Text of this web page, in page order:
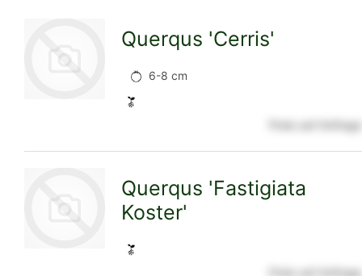
Detailseite
Querqus 'Cerris'
6-8 cm
Preis auf Anfrage
Querqus 'Fastigiata
Koster'
Preis auf Anfrage